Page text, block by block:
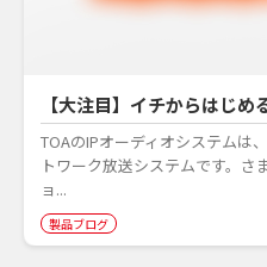
【大注目】イチからはじめ
TOAのIPオーディオシステムは
トワーク放送システムです。
ョ...
製品ブログ